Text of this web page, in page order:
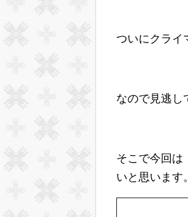
ついにクライ
なので見逃し
そこで今回は
いと思います。